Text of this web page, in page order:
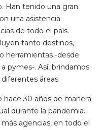
Han tenido una gran
una asistencia
de todo el país.
tanto destinos,
herramientas -desde
pymes-. Así, brindamos
áreas.
30 años de manera
durante la pandemia.
agencias, en todo el